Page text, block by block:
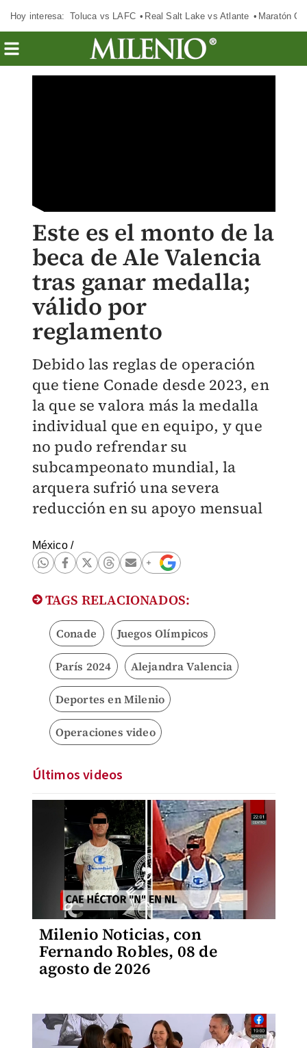
Hoy interesa: Toluca vs LAFC Real Salt Lake vs Atlante Maratón
Este es el monto de la
beca de Ale Valencia
tras ganar medalla;
válido por
reglamento
Debido las reglas de operación
que tiene Conade desde 2023, en
la que se valora más la medalla
individual que en equipo, y que
no pudo refrendar su
subcampeonato mundial, la
arquera sufrió una severa
reducción en su apoyo mensual
México/
TAGS RELACIONADOS:
Conade Juegos Olímpicos
París 2024 Alejandra Valencia
Deportes en Milenio
Operaciones video
Últimos videos
Milenio Noticias, con
Fernando Robles, 08 de
agosto de 2026